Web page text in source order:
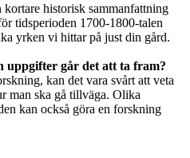
historisk sammanfattning
tidsperioden 1700-1800-talen
yrken vi hittar på just din gård.
uppgifter går det att ta fram?
kan det vara svårt att veta
man ska gå tillväga. Olika
kan också göra en forskning